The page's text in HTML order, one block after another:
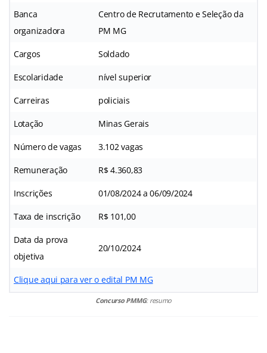
Banca
organizadora
Centro de Recrutamento e Seleção da
PM MG
Cargos Soldado
Escolaridade nível superior
Carreiras policiais
Lotação Minas Gerais
Número de vagas 3.102 vagas
Remuneração R$ 4.360,83
Inscrições 01/08/2024 a 06/09/2024
Taxa de inscrição R$ 101,00
Data da prova
objetiva
20/10/2024
Clique aqui para ver o edital PM MG
Concurso PMMG: resumo